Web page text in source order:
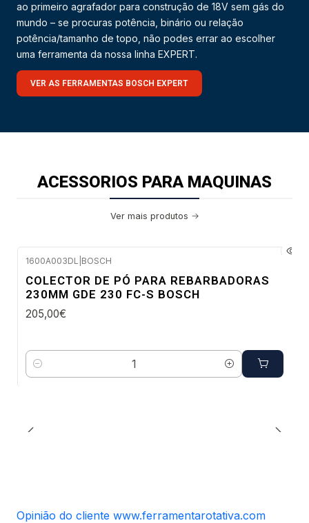
ao primeiro agrafador para construção de 18V sem gás do
mundo – se procuras potência, binário ou relação
potência/tamanho de topo, não podes errar ao escolher
uma ferramenta da nossa linha EXPERT.
VER AS FERRAMENTAS BOSCH EXPERT
ACESSORIOS PARA MAQUINAS
Ver mais produtos
1600A003DL BOSCH
COLECTOR DE PÓ PARA REBARBADORAS
230MM GDE 230 FC-S BOSCH
205,00€
Quantidade
Opinião do cliente www.ferramentarotativa.com